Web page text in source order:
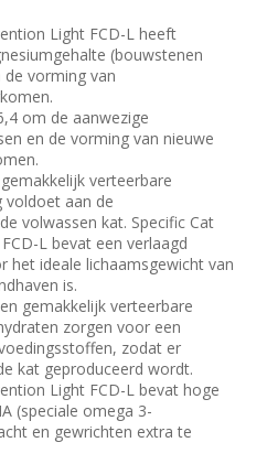
Light FCD-L heeft
(bouwstenen
vorming van
om de aanwezige
en de vorming van nieuwe
verteerbare
voldoet aan de
volwassen kat. Specific Cat
L bevat een verlaagd
het ideale lichaamsgewicht van
is.
gemakkelijk verteerbare
zorgen voor een
zodat er
kat geproduceerd wordt.
Light FCD-L bevat hoge
(speciale omega 3-
en gewrichten extra te